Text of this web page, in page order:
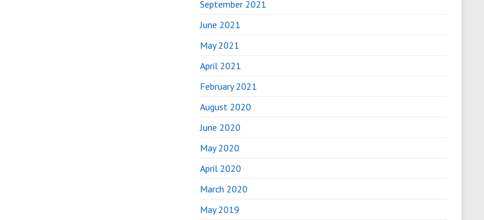
September 2021
June 2021
May 2021
April 2021
February 2021
August 2020
June 2020
May 2020
April 2020
March 2020
May 2019